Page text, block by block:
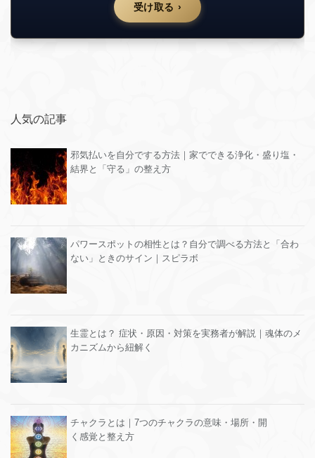
受け取る ›
人気の記事
邪気払いを自分でする方法｜家でできる浄化・盛り塩・
結界と「守る」の整え方
パワースポットの相性とは？自分で調べる方法と「合わ
ない」ときのサイン｜スピラボ
生霊とは？ 症状・原因・対策を実務者が解説｜魂体のメ
カニズムから紐解く
チャクラとは｜7つのチャクラの意味・場所・開
く感覚と整え方